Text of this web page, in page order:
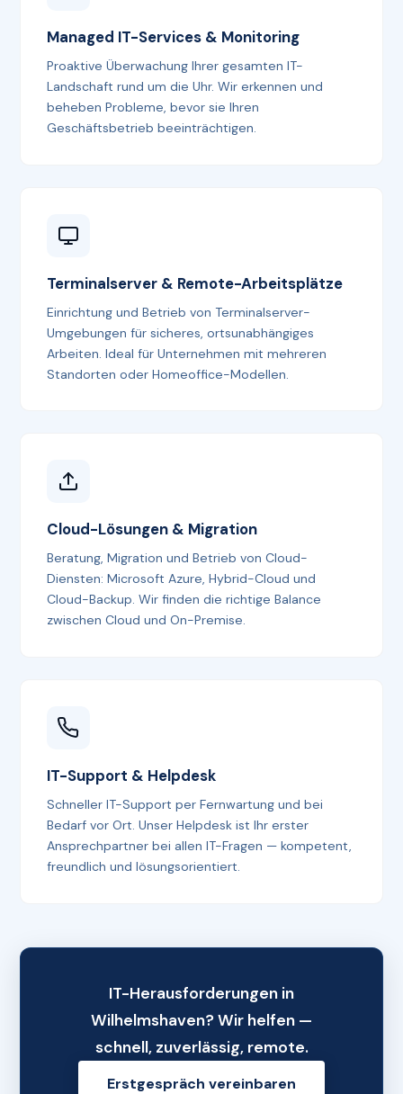
Managed IT-Services & Monitoring
Proaktive Überwachung Ihrer gesamten IT-
Landschaft rund um die Uhr. Wir erkennen und
beheben Probleme, bevor sie Ihren
Geschäftsbetrieb beeinträchtigen.
Terminalserver & Remote-Arbeitsplätze
Einrichtung und Betrieb von Terminalserver-
Umgebungen für sicheres, ortsunabhängiges
Arbeiten. Ideal für Unternehmen mit mehreren
Standorten oder Homeoffice-Modellen.
Cloud-Lösungen & Migration
Beratung, Migration und Betrieb von Cloud-
Diensten: Microsoft Azure, Hybrid-Cloud und
Cloud-Backup. Wir finden die richtige Balance
zwischen Cloud und On-Premise.
IT-Support & Helpdesk
Schneller IT-Support per Fernwartung und bei
Bedarf vor Ort. Unser Helpdesk ist Ihr erster
Ansprechpartner bei allen IT-Fragen — kompetent,
freundlich und lösungsorientiert.
IT-Herausforderungen in
Wilhelmshaven? Wir helfen —
schnell, zuverlässig, remote.
Erstgespräch vereinbaren